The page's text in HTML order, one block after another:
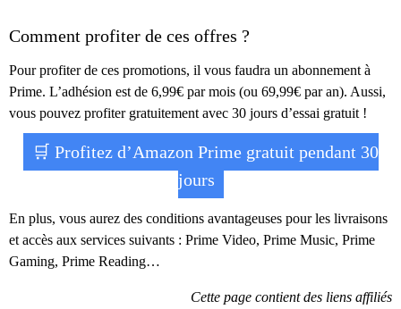
Comment profiter de ces offres ?
Pour profiter de ces promotions, il vous faudra un abonnement à
Prime. L’adhésion est de 6,99€ par mois (ou 69,99€ par an). Aussi,
vous pouvez profiter gratuitement avec 30 jours d’essai gratuit !
🛒 Profitez d’Amazon Prime gratuit pendant 30
jours
En plus, vous aurez des conditions avantageuses pour les livraisons
et accès aux services suivants : Prime Video, Prime Music, Prime
Gaming, Prime Reading…
Cette page contient des liens affiliés